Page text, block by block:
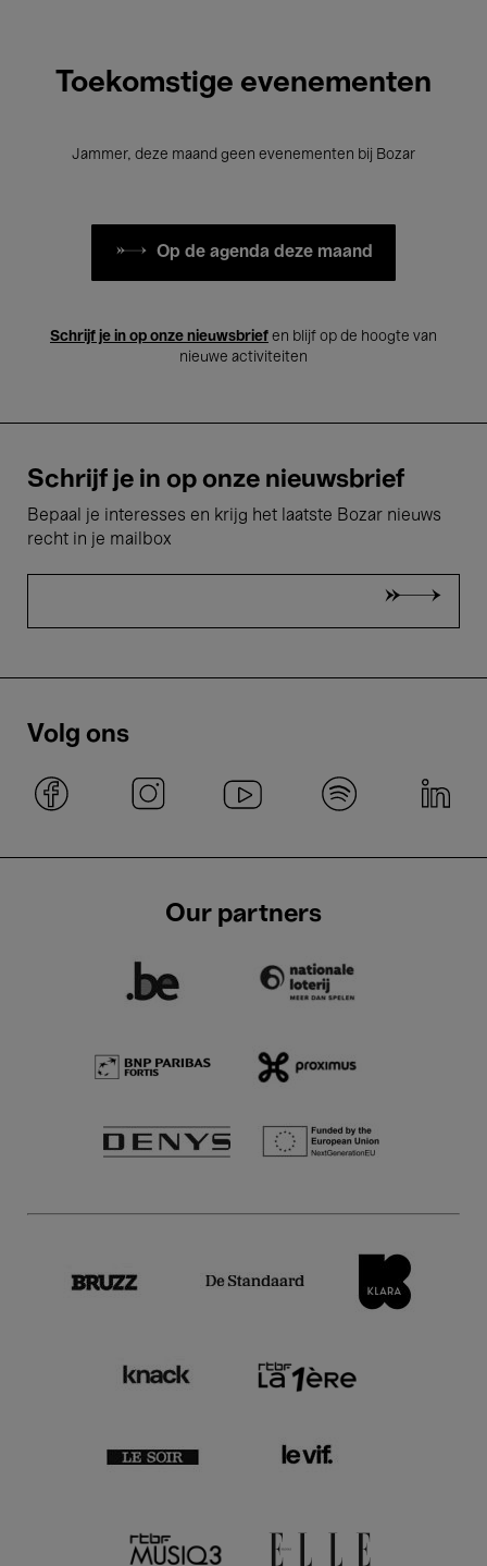
Toekomstige evenementen
Jammer, deze maand geen evenementen bij Bozar
Op de agenda deze maand
Schrijf je in op onze nieuwsbrief en blijf op de hoogte van
nieuwe activiteiten
Schrijf je in op onze nieuwsbrief
Bepaal je interesses en krijg het laatste Bozar nieuws
recht in je mailbox
Volg ons
Our partners